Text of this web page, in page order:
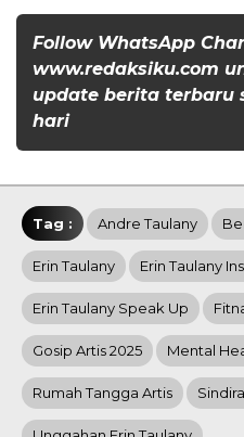
Follow WhatsApp
www.redaksiku.com
update berita terbaru
hari
Tag : Andre Taulany
Erin Taulany Erin Taulany
Erin Taulany Speak Up
Gosip Artis 2025 Mental
Rumah Tangga Artis